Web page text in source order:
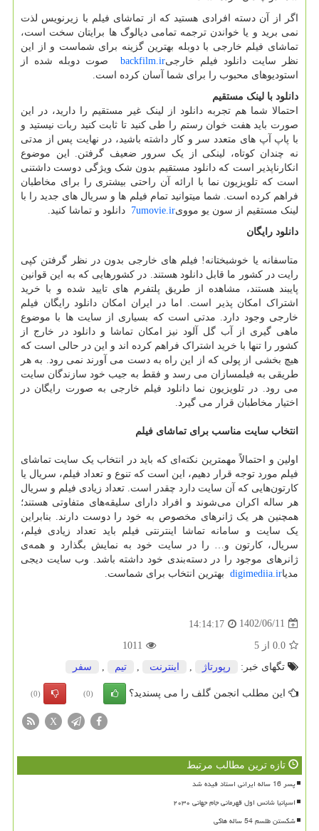
اگر از آن دسته افرادی هستید که از تماشای فیلم با زیرنویس لذت
نمی برید و یا خواندن ترجمه تمامی دیالوگ ها برایتان سخت است،
تماشای فیلم خارجی با دوبله بهترین گزینه برای شماست و از این
نظر سایت دانلود فیلم خارجیbackfilm.ir صوت دوبله شده از
استودیوهای محبوب را برای شما آسان کرده است.
دانلود با لینک مستقیم
احتمالا شما هم تجربه دانلود از لینک غیر مستقیم را دارید، در این
صورت باید هفت خوان رستم را طی کنید تا ثابت کنید ربات نیستید و
با پاپ آپ های متعدد سر و کار داشته باشید، در نهایت پس از مدتی
نه چندان کوتاه، لینکی از یک سرور ضعیف گرفتن. این موضوع
انکارناپذیر است که دانلود مستقیم بدون شک ویژگی دوست داشتنی
است که تلویزیون نما با ارائه آن راحتی بیشتری را برای مخاطبان
فراهم کرده است. شما میتوانید تمام فیلم ها و سریال های جدید را با
لینک مستقیم از سون یو مووی7umovie.ir دانلود و تماشا کنید.
دانلود رایگان
متاسفانه یا خوشبختانه! فیلم های خارجی بدون در نظر گرفتن کپی
رایت در کشور ما قابل دانلود هستند. در کشورهایی که به این قوانین
پایبند هستند، مشاهده از طریق پلتفرم های تایید شده و با خرید
اشتراک امکان پذیر است. اما در ایران امکان دانلود رایگان فیلم
خارجی وجود دارد. مدتی است که بسیاری از سایت ها با موضوع
ماهی گیری از آب گل آلود نیز امکان تماشا و دانلود در خارج از
کشور را تنها با خرید اشتراک فراهم کرده اند و این در حالی است که
هیچ بخشی از پولی که از این راه به دست می آورند نمی رود. به هر
طریقی به فیلمسازان می رسد و فقط به جیب خود سازندگان سایت
می رود. در تلویزیون نما دانلود فیلم خارجی به صورت رایگان در
اختیار مخاطبان قرار می گیرد.
انتخاب سایت مناسب برای تماشای فیلم
اولین و احتمالاً مهمترین نکته‌ای که باید در انتخاب یک سایت تماشای
فیلم مورد توجه قرار دهیم، این است که تنوع و تعداد فیلم، سریال یا
کارتون‌هایی که آن سایت دارد چقدر است. تعداد زیادی فیلم و سریال
هر ساله اکران می‌شوند و افراد دارای سلیقه‌های متفاوتی هستند؛
همچنین هر یک ژانرهای مخصوص به خود را دوست دارند. بنابراین
یک سایت و سامانه تماشا اینترنتی فیلم باید تعداد زیادی فیلم،
سریال، کارتون و… را در سایت خود به نمایش بگذارد و همه‌ی
ژانرهای موجود را در دسته‌بندی خود داشته باشد. وب سایت دیجی
مدیاdigimediia.ir بهترین انتخاب برای شماست.
1402/06/11
14:14:17
0.0 از 5
1011
تگهای خبر:
رپورتاژ اینترنت تیم سفر
این مطلب انجمن گلف را می پسندید؟ (0)
(0)
X
تازه ترین مطالب مرتبط
پسر 16 ساله ایرانی استاد فیده شد
اسپانیا شانس اول قهرمانی جام جهانی ۲۰۳۰
شکستن طلسم 54 ساله هاکی